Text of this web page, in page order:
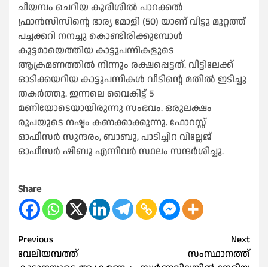
ചീയമ്പം ചെറിയ കുരിശില്‍ പാറക്കല്‍
ഫ്രാന്‍സിസിന്റെ ഭാര്യ മോളി (50) യാണ് വീട്ടു മുറ്റത്ത്
പച്ചക്കറി നനച്ചു കൊണ്ടിരിക്കുമ്പോള്‍
കൂട്ടമായെത്തിയ കാട്ടുപന്നികളുടെ
ആക്രമണത്തിൽ നിന്നും രക്ഷപ്പെട്ടത്. വീട്ടിലേക്ക്
ഓടിക്കയറിയ കാട്ടുപന്നികൾ വീടിന്റെ മതിൽ ഇടിച്ചു
തകര്‍ത്തു. ഇന്നലെ വൈകിട്ട് 5
മണിയോടെയായിരുന്നു സംഭവം. ഒരുലക്ഷം
രൂപയുടെ നഷ്ടം കണക്കാക്കുന്നു. ഫോറസ്റ്റ്
ഓഫീസര്‍ സുന്ദരം, ബാബു, പാടിച്ചിറ വില്ലേജ്
ഓഫീസര്‍ ഷിബു എന്നിവര്‍ സ്ഥലം സന്ദര്‍ശിച്ചു.
Share
Post
Previous
വേലിയമ്പത്ത്
Next
സംസ്ഥാനത്ത്